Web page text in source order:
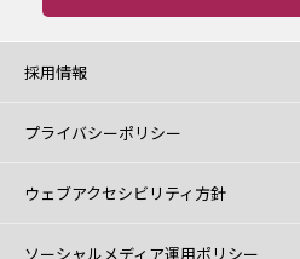
採用情報
プライバシーポリシー
ウェブアクセシビリティ方針
ソーシャルメディア運用ポリシー